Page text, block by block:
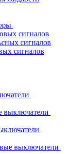
сигналов
сигналов
сигналов
выключатели
выключатели